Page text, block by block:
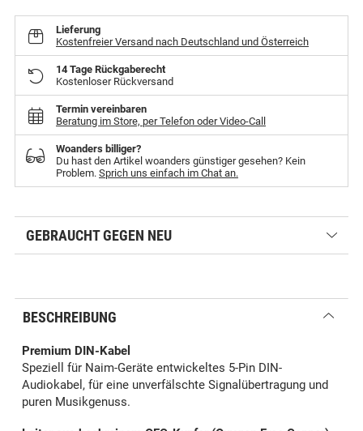
Lieferung
Kostenfreier Versand nach Deutschland und Österreich
14 Tage Rückgaberecht
Kostenloser Rückversand
Termin vereinbaren
Beratung im Store, per Telefon oder Video-Call
Woanders billiger?
Du hast den Artikel woanders günstiger gesehen? Kein
Problem. Sprich uns einfach im Chat an.
GEBRAUCHT GEGEN NEU
BESCHREIBUNG
Premium DIN-Kabel
Speziell für Naim-Geräte entwickeltes 5-Pin DIN-
Audiokabel, für eine unverfälschte Signalübertragung und
puren Musikgenuss.